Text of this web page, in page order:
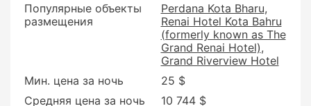
Популярные объекты
размещения
Perdana Kota Bharu
Renai Hotel Kota Bahru
(formerly known as The
Grand Renai Hotel)
Grand Riverview Hotel
Мин. цена за ночь
25 $
Средняя цена за ночь
10 744 $